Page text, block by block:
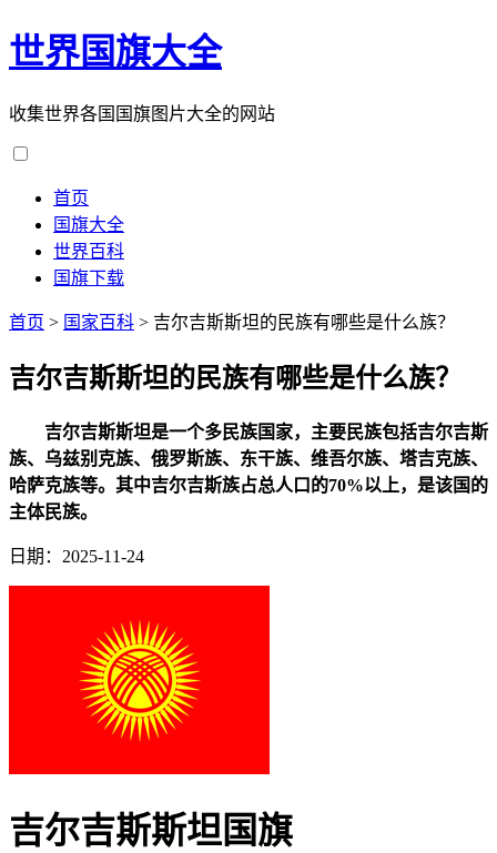
世界国旗大全
收集世界各国国旗图片大全的网站
首页
国旗大全
世界百科
国旗下载
首页 > 国家百科 > 吉尔吉斯斯坦的民族有哪些是什么族？
吉尔吉斯斯坦的民族有哪些是什么族？
吉尔吉斯斯坦是一个多民族国家，主要民族包括吉尔吉斯
族、乌兹别克族、俄罗斯族、东干族、维吾尔族、塔吉克族、
哈萨克族等。其中吉尔吉斯族占总人口的70%以上，是该国的
主体民族。
日期：2025-11-24
吉尔吉斯斯坦国旗